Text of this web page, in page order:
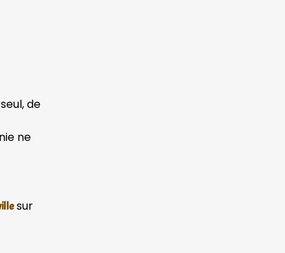
de
ne
sur